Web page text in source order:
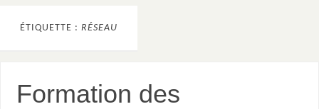
ÉTIQUETTE : RÉSEAU
Formation des